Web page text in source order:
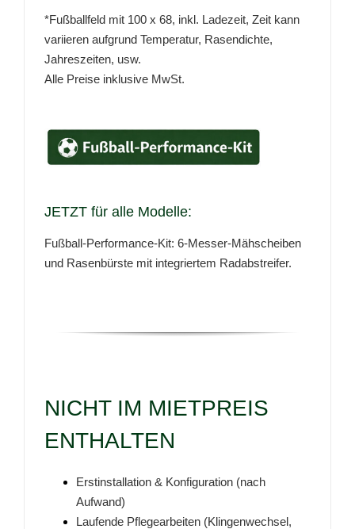
*Fußballfeld mit 100 x 68, inkl. Ladezeit, Zeit kann
variieren aufgrund Temperatur, Rasendichte,
Jahreszeiten, usw.
Alle Preise inklusive MwSt.
JETZT für alle Modelle:
Fußball-Performance-Kit: 6-Messer-Mähscheiben
und Rasenbürste mit integriertem Radabstreifer.
NICHT IM MIETPREIS
ENTHALTEN
Erstinstallation & Konfiguration (nach
Aufwand)
Laufende Pflegearbeiten (Klingenwechsel,